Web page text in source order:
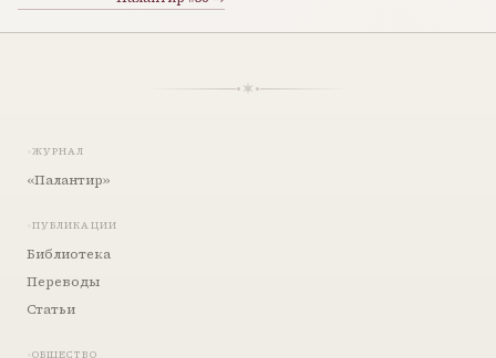
ЖУРНАЛ
«Палантир»
ПУБЛИКАЦИИ
Библиотека
Переводы
Статьи
ОБЩЕСТВО